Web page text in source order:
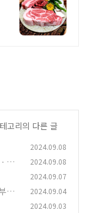
고리의 다른 글
2024.09.08
부
2024.09.08
2024.09.07
작
2024.09.04
2024.09.03